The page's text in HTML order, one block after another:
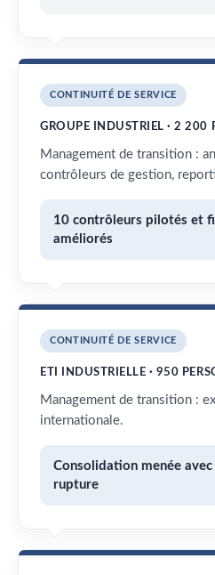
CONTINUITÉ DE SERVICE
GROUPE INDUSTRIEL · 2 200
Management de transition :
contrôleurs de gestion,
10 contrôleurs pilotés et
améliorés
CONTINUITÉ DE SERVICE
ETI INDUSTRIELLE · 950
Management de transition :
internationale.
Consolidation menée
rupture